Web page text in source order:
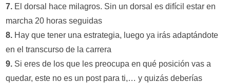
7. El dorsal hace milagros. Sin un dorsal es difícil estar en
marcha 20 horas seguidas
8. Hay que tener una estrategia, luego ya irás adaptándote
en el transcurso de la carrera
9. Si eres de los que les preocupa en qué posición vas a
quedar, este no es un post para ti,… y quizás deberías